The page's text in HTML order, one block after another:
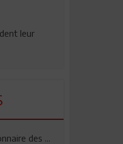
leur
des ...